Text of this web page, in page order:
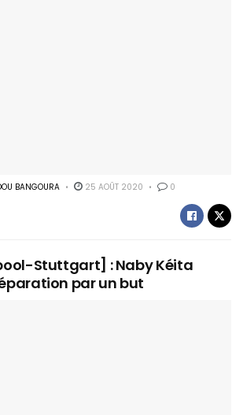
BANGOURA 25 AOÛT 2020 0
Stuttgart] : Naby Kéita
par un but